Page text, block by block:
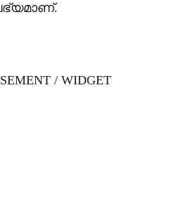
/ WIDGET